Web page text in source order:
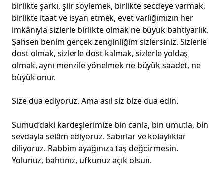
birlikte şarkı, şiir söylemek, birlikte secdeye varmak,
birlikte itaat ve isyan etmek, evet varlığımızın her
imkânıyla sizlerle birlikte olmak ne büyük bahtiyarlık.
Şahsen benim gerçek zenginliğim sizlersiniz. Sizlerle
dost olmak, sizlerle dost kalmak, sizlerle yoldaş
olmak, aynı menzile yönelmek ne büyük saadet, ne
büyük onur.
Size dua ediyoruz. Ama asıl siz bize dua edin.
Sumud’daki kardeşlerimize bin canla, bin umutla, bin
sevdayla selâm ediyoruz. Sabırlar ve kolaylıklar
diliyoruz. Rabbim ayağınıza taş değdirmesin.
Yolunuz, bahtınız, ufkunuz açık olsun.